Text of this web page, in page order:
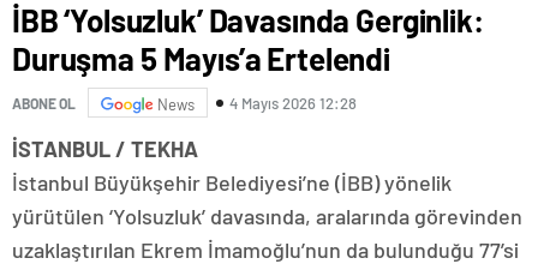
İBB ‘Yolsuzluk’ Davasında Gerginlik:
Duruşma 5 Mayıs’a Ertelendi
ABONE OL News 4 Mayıs 2026 12:28
İSTANBUL / TEKHA
İstanbul Büyükşehir Belediyesi’ne (İBB) yönelik
yürütülen ‘Yolsuzluk’ davasında, aralarında görevinden
uzaklaştırılan Ekrem İmamoğlu’nun da bulunduğu 77’si